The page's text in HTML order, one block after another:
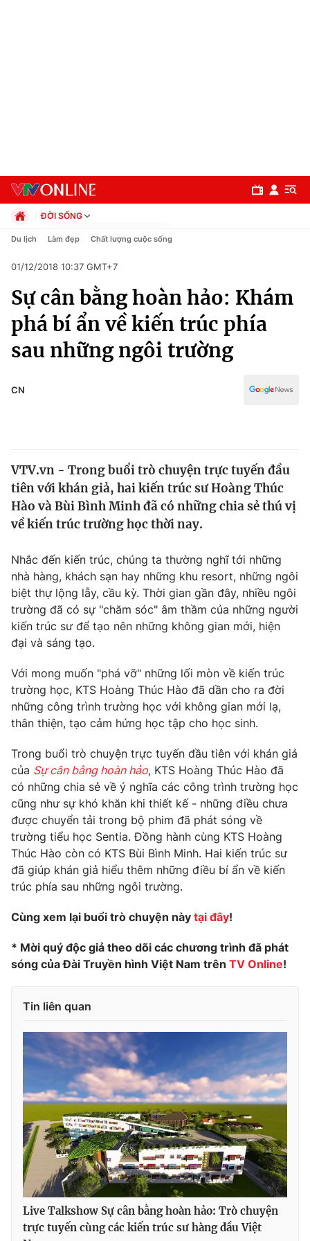
Chuyên mục
Chính trị
Xã hội
Pháp luật
Thế giới
Tin tức
Thế giới đó đây
Câu chuyện quốc tế
Kinh tế
Thị trường
Góc doanh nghiệp
Dữ liệu và đời sống
Truyền hình
Phim VTV
Hậu trường
Nhân vật
Khán giả
Giải trí
Âm nhạc
Sao
Đời sống
Du lịch
Làm đẹp
Chất lượng cuộc sống
Giáo dục
Tuyển sinh
Học trực tuyến
Công nghệ
Hitech Công nghệ tương lai
Sản phẩm
Thị trường
Tư vấn
Giao lưu trực tuyến
Lịch phát sóng
Chuyên mục khác
Emagazine Podcast
Photo Infographic
VTV Money VTV Thể thao
VTV Sức khoẻ Bất động sản
Thị trường 24h Tấm lòng Việt
VTV4 Vươn mình bằng AI
VTV9 VTV8
Liên hệ tòa soạn English
ĐỜI SỐNG
Chính trị
Pháp luật
Kinh tế
Thể thao
Truyền hình
Văn hóa - Giải trí
Du lịch Làm đẹp Chất lượng cuộc sống
01/12/2018 10:37 GMT+7
Sự cân bằng hoàn hảo: Khám
phá bí ẩn về kiến trúc phía
sau những ngôi trường
CN
VTV.vn - Trong buổi trò chuyện trực tuyến đầu
tiên với khán giả, hai kiến trúc sư Hoàng Thúc
Hào và Bùi Bình Minh đã có những chia sẻ thú vị
về kiến trúc trường học thời nay.
Nhắc đến kiến trúc, chúng ta thường nghĩ tới những
nhà hàng, khách sạn hay những khu resort, những ngôi
biệt thự lộng lẫy, cầu kỳ. Thời gian gần đây, nhiều ngôi
trường đã có sự "chăm sóc" âm thầm của những người
kiến trúc sư để tạo nên những không gian mới, hiện
đại và sáng tạo.
Với mong muốn "phá vỡ" những lối mòn về kiến trúc
trường học, KTS Hoàng Thúc Hào đã dần cho ra đời
những công trình trường học với không gian mới lạ,
thân thiện, tạo cảm hứng học tập cho học sinh.
Trong buổi trò chuyện trực tuyến đầu tiên với khán giả
của Sự cân bằng hoàn hảo, KTS Hoàng Thúc Hào đã
có những chia sẻ về ý nghĩa các công trình trường học
cũng như sự khó khăn khi thiết kế - những điều chưa
được chuyển tải trong bộ phim đã phát sóng về
trường tiểu học Sentia. Đồng hành cùng KTS Hoàng
Thúc Hào còn có KTS Bùi Bình Minh. Hai kiến trúc sư
đã giúp khán giả hiểu thêm những điều bí ẩn về kiến
trúc phía sau những ngôi trường.
Cùng xem lại buổi trò chuyện này tại đây!
* Mời quý độc giả theo dõi các chương trình đã phát
sóng của Đài Truyền hình Việt Nam trên TV Online!
Tin liên quan
Live Talkshow Sự cân bằng hoàn hảo: Trò chuyện
trực tuyến cùng các kiến trúc sư hàng đầu Việt